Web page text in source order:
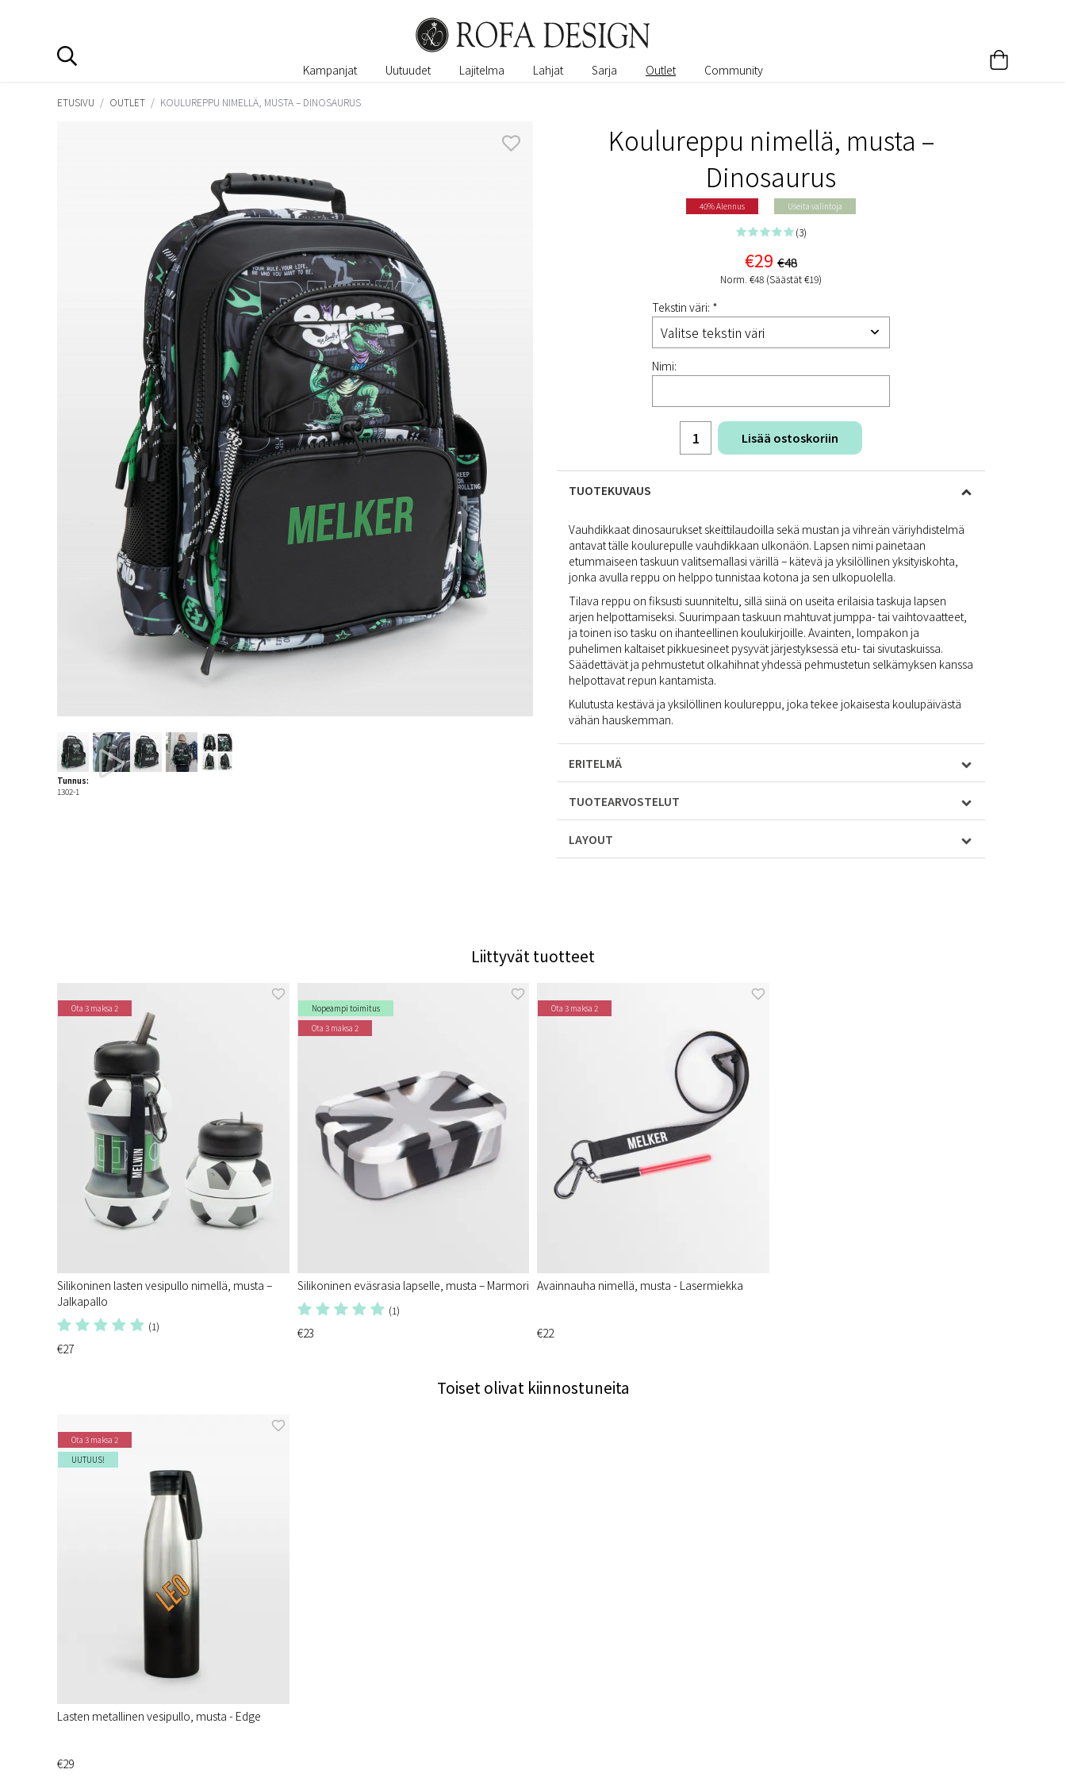
Kampanjat Uutuudet Lajitelma Lahjat Sarja Outlet Community
ETUSIVU / OUTLET / KOULUREPPU NIMELLÄ, MUSTA – DINOSAURUS
Koulureppu nimellä, musta –
Dinosaurus
40% Alennus Useita valintoja
(3)
€29 €48
Norm. €48 (Säästät €19)
Tekstin väri: *
Nimi:
Lisää ostoskoriin
TUOTEKUVAUS
Vauhdikkaat dinosaurukset skeittilaudoilla sekä mustan ja vihreän väriyhdistelmä
antavat tälle koulurepulle vauhdikkaan ulkonäön. Lapsen nimi painetaan
etummaiseen taskuun valitsemallasi värillä – kätevä ja yksilöllinen yksityiskohta,
jonka avulla reppu on helppo tunnistaa kotona ja sen ulkopuolella.
Tilava reppu on fiksusti suunniteltu, sillä siinä on useita erilaisia taskuja lapsen
arjen helpottamiseksi. Suurimpaan taskuun mahtuvat jumppa- tai vaihtovaatteet,
ja toinen iso tasku on ihanteellinen koulukirjoille. Avainten, lompakon ja
puhelimen kaltaiset pikkuesineet pysyvät järjestyksessä etu- tai sivutaskuissa.
Säädettävät ja pehmustetut olkahihnat yhdessä pehmustetun selkämyksen kanssa
helpottavat repun kantamista.
Kulutusta kestävä ja yksilöllinen koulureppu, joka tekee jokaisesta koulupäivästä
vähän hauskemman.
ERITELMÄ
TUOTEARVOSTELUT
LAYOUT
Tunnus:
1302-1
Liittyvät tuotteet
Ota 3 maksa 2
Silikoninen lasten vesipullo nimellä, musta –
Jalkapallo
(1)
€27
Nopeampi toimitus
Ota 3 maksa 2
Silikoninen eväsrasia lapselle, musta – Marmori
(1)
€23
Ota 3 maksa 2
Avainnauha nimellä, musta - Lasermiekka
€22
Toiset olivat kiinnostuneita
Ota 3 maksa 2
UUTUUS!
Lasten metallinen vesipullo, musta - Edge
€29